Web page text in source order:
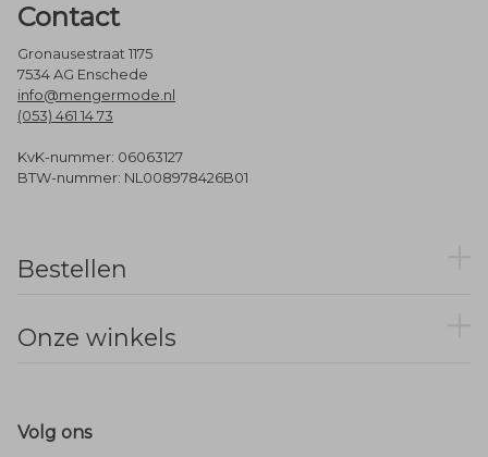
Contact
Gronausestraat 1175
7534 AG Enschede
info@mengermode.nl
(053) 461 14 73
KvK-nummer: 06063127
BTW-nummer: NL008978426B01
Bestellen
Onze winkels
Volg ons